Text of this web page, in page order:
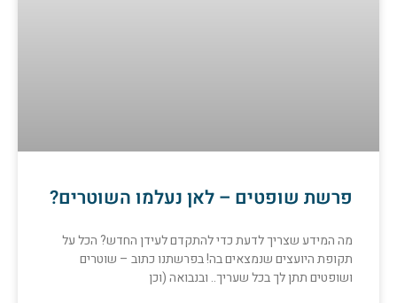
פרשת שופטים – לאן נעלמו השוטרים?
מה המידע שצריך לדעת כדי להתקדם לעידן החדש? הכל על
תקופת היועצים שנמצאים בה! בפרשתנו כתוב – שוטרים
ושופטים תתן לך בכל שעריך.. ובנבואה (וכן